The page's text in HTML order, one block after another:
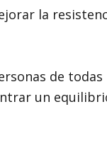
la
de
un